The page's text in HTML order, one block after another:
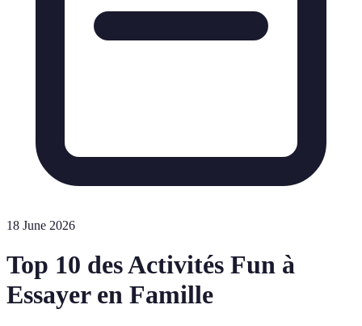
18 June 2026
Top 10 des Activités Fun à
Essayer en Famille